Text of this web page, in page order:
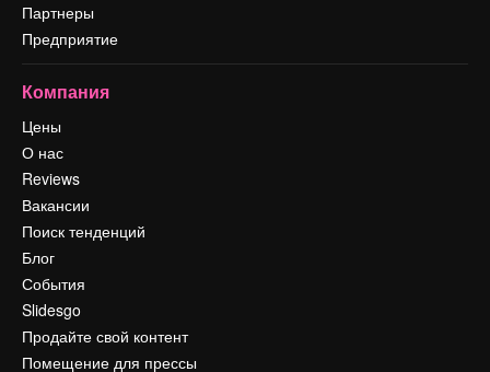
Партнеры
Предприятие
Компания
Цены
О нас
Reviews
Вакансии
Поиск тенденций
Блог
События
Slidesgo
Продайте свой контент
Помещение для прессы